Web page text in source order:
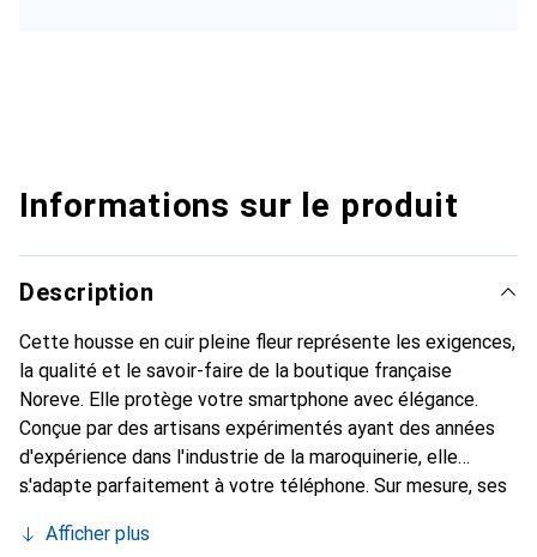
Informations sur le produit
Description
Cette housse en cuir pleine fleur représente les exigences,
la qualité et le savoir-faire de la boutique française
Noreve. Elle protège votre smartphone avec élégance.
Conçue par des artisans expérimentés ayant des années
d'expérience dans l'industrie de la maroquinerie, elle
s'adapte parfaitement à votre téléphone. Sur mesure, ses
devient l'accessoire chic et indispensable pour votre
Afficher plus